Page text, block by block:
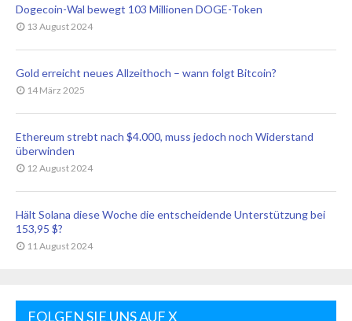
Dogecoin-Wal bewegt 103 Millionen DOGE-Token
13 August 2024
Gold erreicht neues Allzeithoch – wann folgt Bitcoin?
14 März 2025
Ethereum strebt nach $4.000, muss jedoch noch Widerstand
überwinden
12 August 2024
Hält Solana diese Woche die entscheidende Unterstützung bei
153,95 $?
11 August 2024
FOLGEN SIE UNS AUF X